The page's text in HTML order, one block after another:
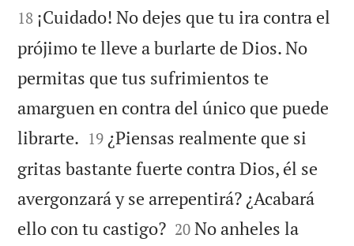
18 ¡Cuidado! No dejes que tu ira contra el
prójimo te lleve a burlarte de Dios. No
permitas que tus sufrimientos te
amarguen en contra del único que puede
librarte. 

19 ¿Piensas realmente que si
gritas bastante fuerte contra Dios, él se
avergonzará y se arrepentirá? ¿Acabará
ello con tu castigo?
20 No anheles la